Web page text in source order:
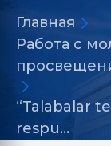
Главная
Работа с
“Talabalar
respu…